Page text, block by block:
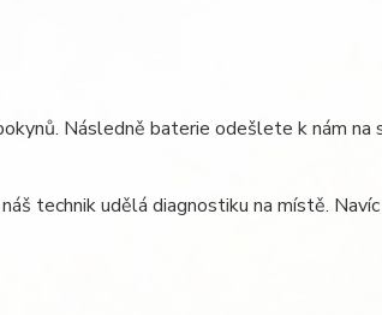
Následně baterie odešlete k nám na
technik udělá diagnostiku na místě.